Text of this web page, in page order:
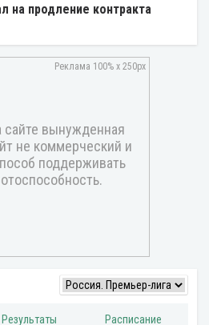
на продление контракта